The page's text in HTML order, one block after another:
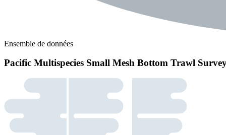
Ensemble de données
Pacific Multispecies Small Mesh Bottom Trawl